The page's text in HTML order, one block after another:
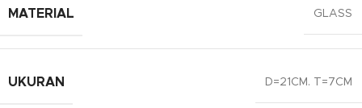
MATERIAL GLASS
UKURAN D=21CM. T=7CM